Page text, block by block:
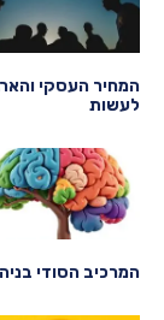
המחיר העסקי
לעשות
המרכיב הסודי